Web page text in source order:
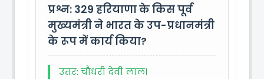
प्रश्न: 329 हरियाणा के किस पूर्व
मुख्यमंत्री ने भारत के उप-प्रधानमंत्री
के रूप में कार्य किया?
उत्तर: चौधरी देवी लाल।